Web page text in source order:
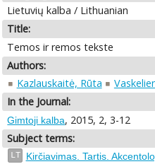
Lietuvių kalba / Lithuanian
Title:
Temos ir remos tekste
Authors:
Kazlauskaitė, Rūta
In the Journal:
Gimtoji kalba, 2015, 2, 3-12
Subject terms:
LT Kirčiavimas. Tartis.